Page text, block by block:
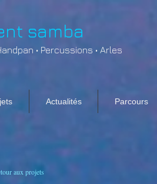
samba
• Percussions • Arles
Actualités Parcours
aux projets